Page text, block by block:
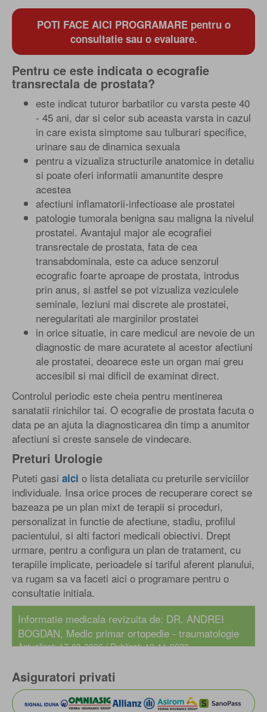
POTI FACE AICI PROGRAMARE pentru o
consultatie sau o evaluare.
Pentru ce este indicata o ecografie
transrectala de prostata?
este indicat tuturor barbatilor cu varsta peste 40
- 45 ani, dar si celor sub aceasta varsta in cazul
in care exista simptome sau tulburari specifice,
urinare sau de dinamica sexuala
pentru a vizualiza structurile anatomice in detaliu
si poate oferi informatii amanuntite despre
acestea
afectiuni inflamatorii-infectioase ale prostatei
patologie tumorala benigna sau maligna la nivelul
prostatei. Avantajul major ale ecografiei
transrectale de prostata, fata de cea
transabdominala, este ca aduce senzorul
ecografic foarte aproape de prostata, introdus
prin anus, si astfel se pot vizualiza veziculele
seminale, leziuni mai discrete ale prostatei,
neregularitati ale marginilor prostatei
in orice situatie, in care medicul are nevoie de un
diagnostic de mare acuratete al acestor afectiuni
ale prostatei, deoarece este un organ mai greu
accesibil si mai dificil de examinat direct.
Controlul periodic este cheia pentru mentinerea
sanatatii rinichilor tai. O ecografie de prostata facuta o
data pe an ajuta la diagnosticarea din timp a anumitor
afectiuni si creste sansele de vindecare.
Preturi Urologie
Puteti gasi aici o lista detaliata cu preturile serviciilor
individuale. Insa orice proces de recuperare corect se
bazeaza pe un plan mixt de terapii si proceduri,
personalizat in functie de afectiune, stadiu, profilul
pacientului, si alti factori medicali obiectivi. Drept
urmare, pentru a configura un plan de tratament, cu
terapiile implicate, perioadele si tariful aferent planului,
va rugam sa va faceti aici o programare pentru o
consultatie initiala.
Informatie medicala revizuita de: DR. ANDREI
BOGDAN, Medic primar ortopedie - traumatologie
Actualizat: 17-03-2026 / Publicat: 12-11-2020
Asiguratori privati